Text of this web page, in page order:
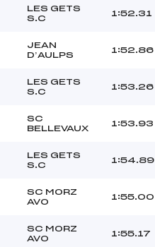
LES GETS
S.C
1:52.31
JEAN
D’AULPS
1:52.86
LES GETS
S.C
1:53.26
SC
BELLEVAUX
1:53.93
LES GETS
S.C
1:54.89
SC MORZ
AVO
1:55.00
SC MORZ
AVO
1:55.17